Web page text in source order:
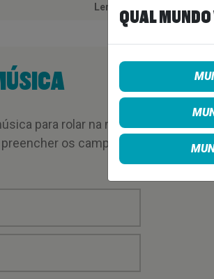
Ler Mais 27 de maio
para rolar na minha
os campos
QUAL